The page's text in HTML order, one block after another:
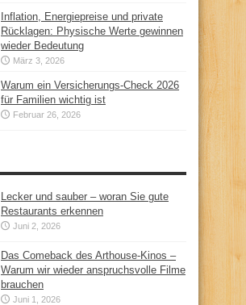
Inflation, Energiepreise und private
Rücklagen: Physische Werte gewinnen
wieder Bedeutung
März 3, 2026
Warum ein Versicherungs-Check 2026
für Familien wichtig ist
Februar 26, 2026
Lecker und sauber – woran Sie gute
Restaurants erkennen
Juni 2, 2026
Das Comeback des Arthouse-Kinos –
Warum wir wieder anspruchsvolle Filme
brauchen
Juni 1, 2026